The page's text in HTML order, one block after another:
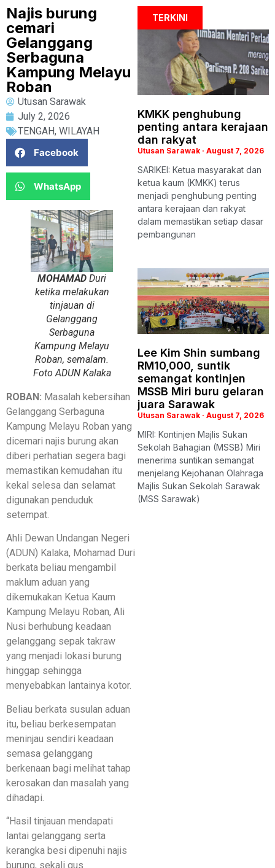
Najis burung
cemari
Gelanggang
Serbaguna
Kampung Melayu
Roban
Utusan Sarawak
July 2, 2026
TENGAH, WILAYAH
Facebook
WhatsApp
MOHAMAD Duri
ketika melakukan
tinjauan di
Gelanggang
Serbaguna
Kampung Melayu
Roban, semalam.
Foto ADUN Kalaka
ROBAN: Masalah kebersihan
Gelanggang Serbaguna
Kampung Melayu Roban yang
dicemari najis burung akan
diberi perhatian segera bagi
memastikan kemudahan itu
kekal selesa dan selamat
digunakan penduduk
setempat.
Ahli Dewan Undangan Negeri
(ADUN) Kalaka, Mohamad Duri
berkata beliau mengambil
maklum aduan yang
dikemukakan Ketua Kaum
Kampung Melayu Roban, Ali
Nusi berhubung keadaan
gelanggang sepak takraw
yang menjadi lokasi burung
hinggap sehingga
menyebabkan lantainya kotor.
Beliau berkata susulan aduan
itu, beliau berkesempatan
meninjau sendiri keadaan
semasa gelanggang
berkenaan bagi melihat tahap
kerosakan dan masalah yang
dihadapi.
“Hasil tinjauan mendapati
lantai gelanggang serta
kerangka besi dipenuhi najis
burung, sekali gus
TERKINI
KMKK penghubung
penting antara kerajaan
dan rakyat
Utusan Sarawak August 7, 2026
SARIKEI: Ketua masyarakat dan
ketua kaum (KMKK) terus
menjadi penghubung penting
antara kerajaan dan rakyat
dalam memastikan setiap dasar
pembangunan
Lee Kim Shin sumbang
RM10,000, suntik
semangat kontinjen
MSSB Miri buru gelaran
juara Sarawak
Utusan Sarawak August 7, 2026
MIRI: Kontinjen Majlis Sukan
Sekolah Bahagian (MSSB) Miri
menerima suntikan semangat
menjelang Kejohanan Olahraga
Majlis Sukan Sekolah Sarawak
(MSS Sarawak)